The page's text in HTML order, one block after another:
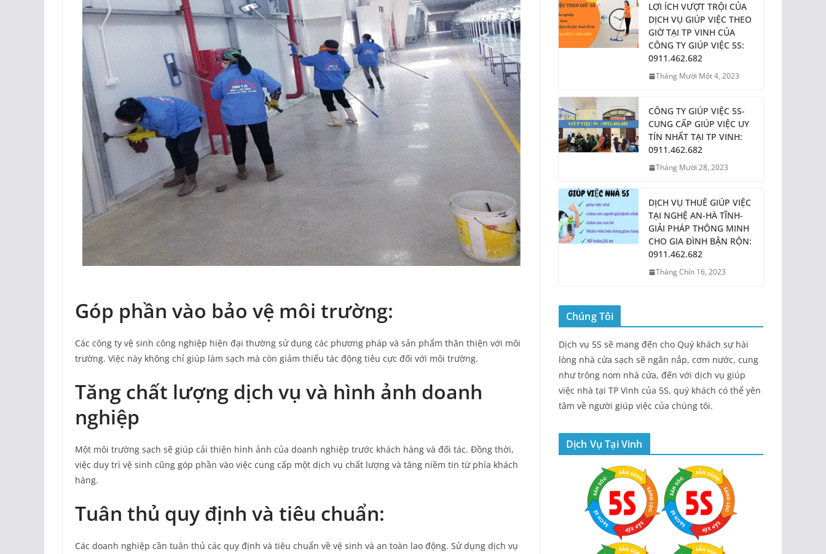
Góp phần vào bảo vệ môi trường:
Các công ty vệ sinh công nghiệp hiện đại thường sử dụng các phương pháp và sản phẩm thân thiện với môi
trường. Việc này không chỉ giúp làm sạch mà còn giảm thiểu tác động tiêu cực đối với môi trường.
Tăng chất lượng dịch vụ và hình ảnh doanh
nghiệp
Một môi trường sạch sẽ giúp cải thiện hình ảnh của doanh nghiệp trước khách hàng và đối tác. Đồng thời,
việc duy trì vệ sinh cũng góp phần vào việc cung cấp một dịch vụ chất lượng và tăng niềm tin từ phía khách
hàng.
Tuân thủ quy định và tiêu chuẩn:
Các doanh nghiệp cần tuân thủ các quy định và tiêu chuẩn về vệ sinh và an toàn lao động. Sử dụng dịch vụ
LỢI ÍCH VƯỢT TRỘI CỦA
DỊCH VỤ GIÚP VIỆC THEO
GIỜ TẠI TP VINH CỦA
CÔNG TY GIÚP VIỆC 5S:
0911.462.682
Tháng Mười Một 4, 2023
CÔNG TY GIÚP VIỆC 5S-
CUNG CẤP GIÚP VIỆC UY
TÍN NHẤT TẠI TP VINH:
0911.462.682
Tháng Mười 28, 2023
DỊCH VỤ THUÊ GIÚP VIỆC
TẠI NGHỆ AN-HÀ TĨNH-
GIẢI PHÁP THÔNG MINH
CHO GIA ĐÌNH BẬN RỘN:
0911.462.682
Tháng Chín 16, 2023
Chúng Tôi
Dịch vụ 5S sẽ mang đến cho Quý khách sự hài
lòng nhà cửa sạch sẽ ngăn nắp, cơm nước, cung
như trông nom nhà cửa, đến với dịch vụ giúp
việc nhà tại TP Vinh của 5S, quý khách có thể yên
tâm về người giúp việc của chúng tôi.
Dịch Vụ Tại Vinh